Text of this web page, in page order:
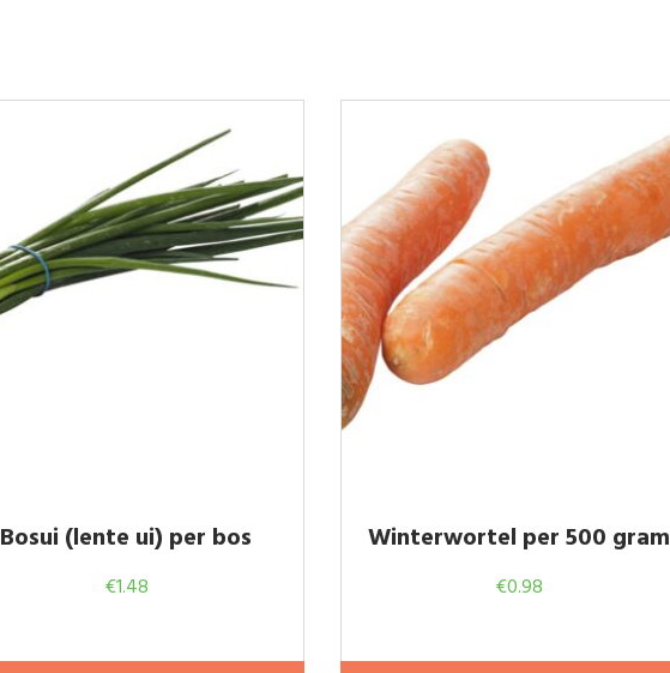
Bosui (lente ui) per bos
€1.48
Winterwortel per 500 gram
€0.98